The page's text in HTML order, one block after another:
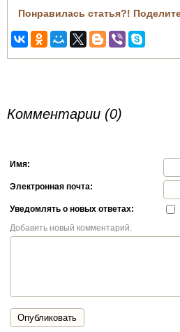
Понравилась статья?!
Комментарии (0)
Имя:
Электронная почта:
Уведомлять о новых ответах:
Добавить новый комментарий:
Опубликовать